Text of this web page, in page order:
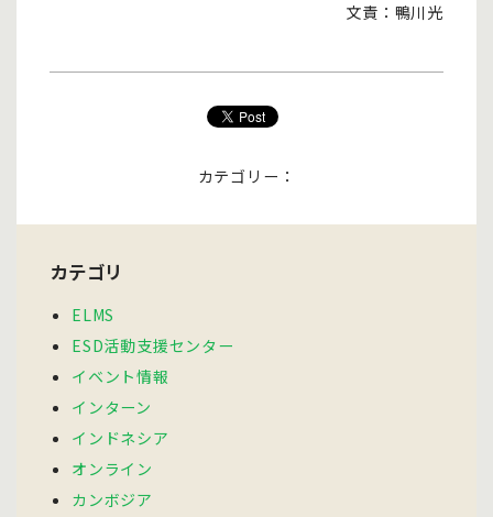
文責：鴨川光
カテゴリー：
カテゴリ
ELMS
ESD活動支援センター
イベント情報
インターン
インドネシア
オンライン
カンボジア